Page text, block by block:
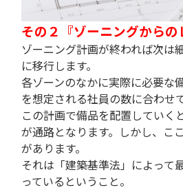
その２『ゾーニングからの
ゾーニング計画が終われば次は
に移行します。
各ゾーンのなかに実際に必要な
を想定される社員の数に合わせ
この計画で備品を配置していく
が通路となります。しかし、こ
があります。
それは「建築基準法」によって
っているということ。